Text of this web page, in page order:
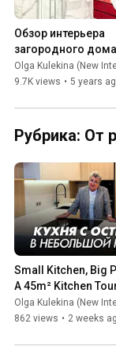
Обзор интерьера
загородного
по ванной
спальне и
Olga Kulekina (New
9.7K views • 5 years
Рубрика: От
Small Kitchen, Big
A 45m² Kitchen
Olga Kulekina (New
862 views • 2 weeks